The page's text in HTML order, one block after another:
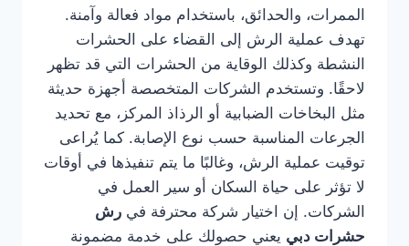
الممرات، والحدائق، باستخدام مواد فعالة وآمنة.
تهدف عملية الرش إلى القضاء على الحشرات
النشطة وكذلك الوقاية من الحشرات التي قد تظهر
لاحقًا. وتستخدم الشركات المتخصصة أجهزة حديثة
مثل البخاخات الضبابية أو الرذاذ المركز، مع تحديد
الجرعات المناسبة حسب نوع الإصابة. كما يُراعى
توقيت عملية الرش، وغالبًا ما يتم تنفيذها في أوقات
لا تؤثر على حياة السكان أو سير العمل في
الشركات. إن اختيار شركة محترفة في رش
حشرات دبي يعني حصولك على خدمة مضمونة